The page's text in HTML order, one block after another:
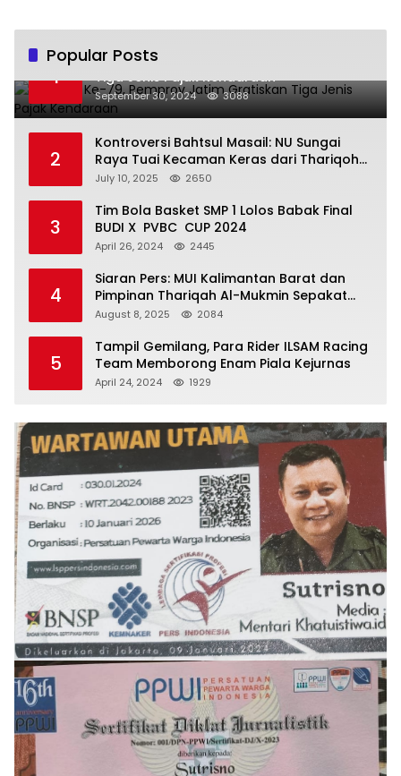
Popular Posts
1
Hari Jadi Ke-79, Pemprov Jatim Gratiskan
Tiga Jenis Pajak Kendaraan
September 30, 2024 3088
2
Kontroversi Bahtsul Masail: NU Sungai
Raya Tuai Kecaman Keras dari Thariqoh
Al Mu’min
July 10, 2025 2650
3
Tim Bola Basket SMP 1 Lolos Babak Final
BUDI X PVBC CUP 2024
April 26, 2024 2445
4
Siaran Pers: MUI Kalimantan Barat dan
Pimpinan Thariqah Al-Mukmin Sepakat
Jaga Umat
August 8, 2025 2084
5
Tampil Gemilang, Para Rider ILSAM Racing
Team Memborong Enam Piala Kejurnas
April 24, 2024 1929